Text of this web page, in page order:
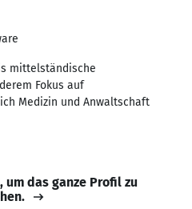
mittelständische
Fokus auf
Medizin und Anwaltschaft
um das ganze Profil zu